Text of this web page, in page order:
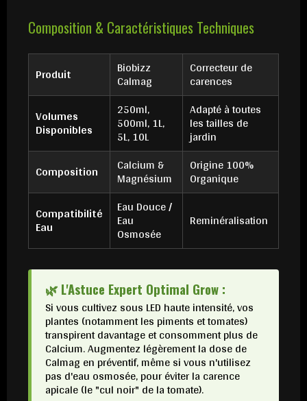
Composition & Caractéristiques Techniques
Produit Biobizz
Calmag
Correcteur de
carences
Volumes
Disponibles
250ml,
500ml, 1L,
5L, 10L
Adapté à toutes
les tailles de
jardin
Composition
Calcium &
Magnésium
Origine 100%
Organique
Compatibilité
Eau
Eau Douce /
Eau
Osmosée
Reminéralisation
🌿 L'Astuce Expert Optimal Grow :
Si vous cultivez sous LED haute intensité, vos
plantes (notamment les piments et tomates)
transpirent davantage et consomment plus de
Calcium. Augmentez légèrement la dose de
Calmag en préventif, même si vous n'utilisez
pas d'eau osmosée, pour éviter la carence
apicale (le "cul noir" de la tomate).